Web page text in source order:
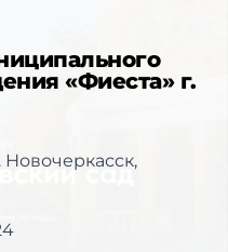
«Фиеста» г.